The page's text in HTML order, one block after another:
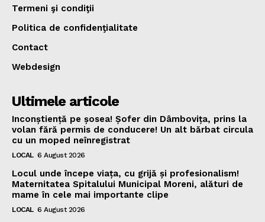
Termeni şi condiţii
Politica de confidenţialitate
Contact
Webdesign
Ultimele articole
Inconștiență pe șosea! Șofer din Dâmbovița, prins la
volan fără permis de conducere! Un alt bărbat circula
cu un moped neînregistrat
LOCAL 6 August 2026
Locul unde începe viața, cu grijă și profesionalism!
Maternitatea Spitalului Municipal Moreni, alături de
mame în cele mai importante clipe
LOCAL 6 August 2026